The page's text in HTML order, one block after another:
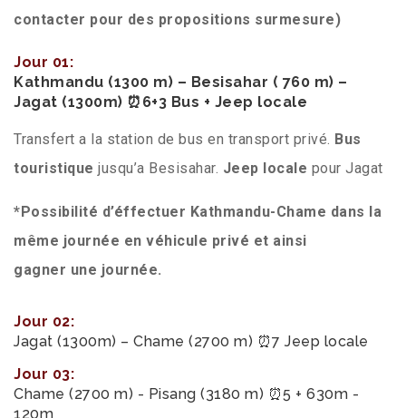
contacter pour des propositions surmesure)
Jour 01:
Kathmandu (1300 m) – Besisahar ( 760 m) –
Jagat (1300m) ⏰6+3 Bus + Jeep locale
Transfert a la station de bus en transport privé. Bus
touristique jusqu’a Besisahar. Jeep locale pour Jagat
*Possibilité d’éffectuer Kathmandu-Chame dans la
même journée en véhicule privé et ainsi
gagner une journée.
Jour 02:
Jagat (1300m) – Chame (2700 m) ⏰7 Jeep locale
Jour 03:
Chame (2700 m) - Pisang (3180 m) ⏰5 + 630m -
120m